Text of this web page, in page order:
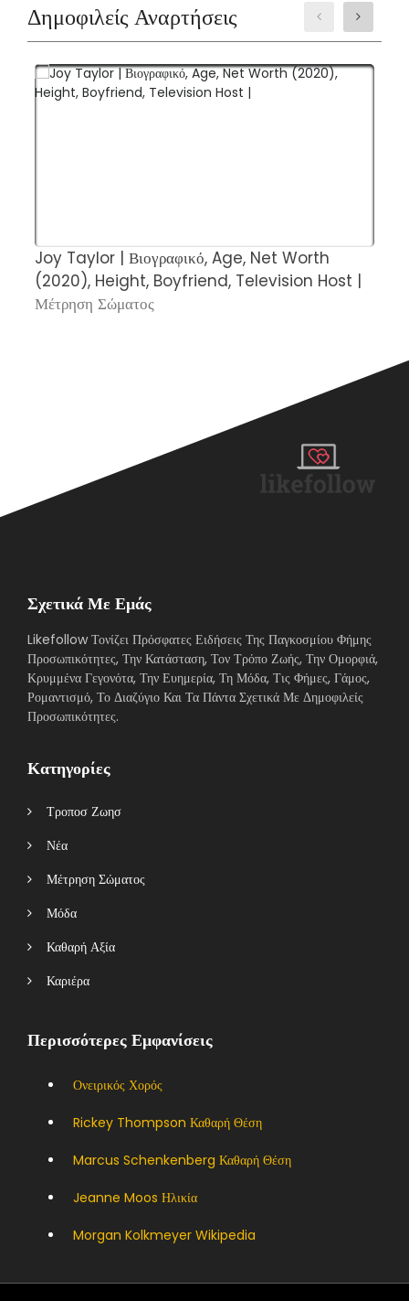
Δημοφιλείς Αναρτήσεις
Joy Taylor | Βιογραφικό, Age, Net Worth
(2020), Height, Boyfriend, Television Host |
Μέτρηση Σώματος
Σχετικά Με Εμάς
Likefollow Τονίζει Πρόσφατες Ειδήσεις Της Παγκοσμίου Φήμης
Προσωπικότητες, Την Κατάσταση, Τον Τρόπο Ζωής, Την Ομορφιά,
Κρυμμένα Γεγονότα, Την Ευημερία, Τη Μόδα, Τις Φήμες, Γάμος,
Ρομαντισμό, Το Διαζύγιο Και Τα Πάντα Σχετικά Με Δημοφιλείς
Προσωπικότητες.
Κατηγορίες
Τροποσ Ζωησ
Νέα
Μέτρηση Σώματος
Μόδα
Καθαρή Αξία
Καριέρα
Περισσότερες Εμφανίσεις
Ονειρικός Χορός
Rickey Thompson Καθαρή Θέση
Marcus Schenkenberg Καθαρή Θέση
Jeanne Moos Ηλικία
Morgan Kolkmeyer Wikipedia